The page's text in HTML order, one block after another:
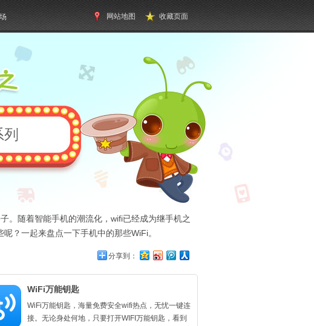
网站地图 收藏页面
。随着智能手机的潮流化，wifi已经成为继手机之
？一起来盘点一下手机中的那些WiFi。
分享到：
WiFi万能钥匙
WiFi万能钥匙，海量免费安全wifi热点，无忧一键连
接。无论身处何地，只要打开WIFI万能钥匙，看到